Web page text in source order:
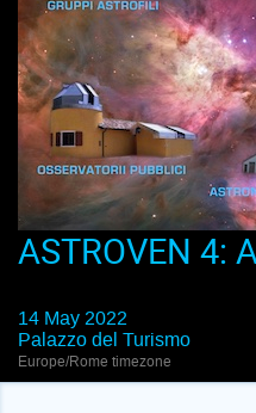
ASTROVEN 4:
14 May 2022
Palazzo del Turismo
Europe/Rome timezone